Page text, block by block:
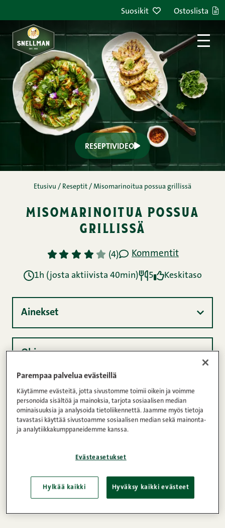
Suosikit Ostoslista
RESEPTIVIDEO
Etusivu / Reseptit / Misomarinoitua possua grillissä
misomarinoitua possua
grillissä
1 2 3 4 5 (4) Kommentit
1h (josta aktiivista 40min) 5 Keskitaso
Ainekset
Ohje
Ravintosisältö
Misomarinoitu, ihanan umaminen possu
maustevoilla ja tarjoillaan näyttävän ja pirteän
mausteisen kurkkusalaatin kanssa. Katso videolta
kätevä niksi hauskojen spiraalikurkkujen
Parempaa palvelua evästeillä
Käytämme evästeitä, jotta sivustomme toimii oikein ja voimme
personoida sisältöä ja mainoksia, tarjota sosiaalisen median
ominaisuuksia ja analysoida tietoliikennettä. Jaamme myös tietoja
tavastasi käyttää sivustoamme sosiaalisen median sekä mainonta-
ja analytiikkakumppaneidemme kanssa.
Evästeasetukset
Hylkää kaikki Hyväksy kaikki evästeet